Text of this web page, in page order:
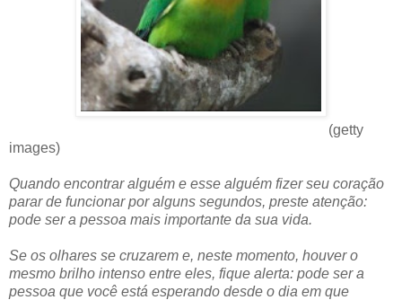
(getty
images)
Quando encontrar alguém e esse alguém fizer seu coração
parar de funcionar por alguns segundos, preste atenção:
pode ser a pessoa mais importante da sua vida.
Se os olhares se cruzarem e, neste momento, houver o
mesmo brilho intenso entre eles, fique alerta: pode ser a
pessoa que você está esperando desde o dia em que